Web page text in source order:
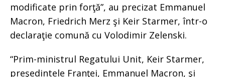
modificate prin forţă”, au precizat Emmanuel
Macron, Friedrich Merz şi Keir Starmer, într-o
declaraţie comună cu Volodimir Zelenski.
“Prim-ministrul Regatului Unit, Keir Starmer,
preşedintele Franţei, Emmanuel Macron, şi